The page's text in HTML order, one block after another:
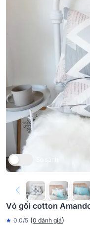
Vỏ gối cotton
★ 0.0/5 (0 đánh giá)